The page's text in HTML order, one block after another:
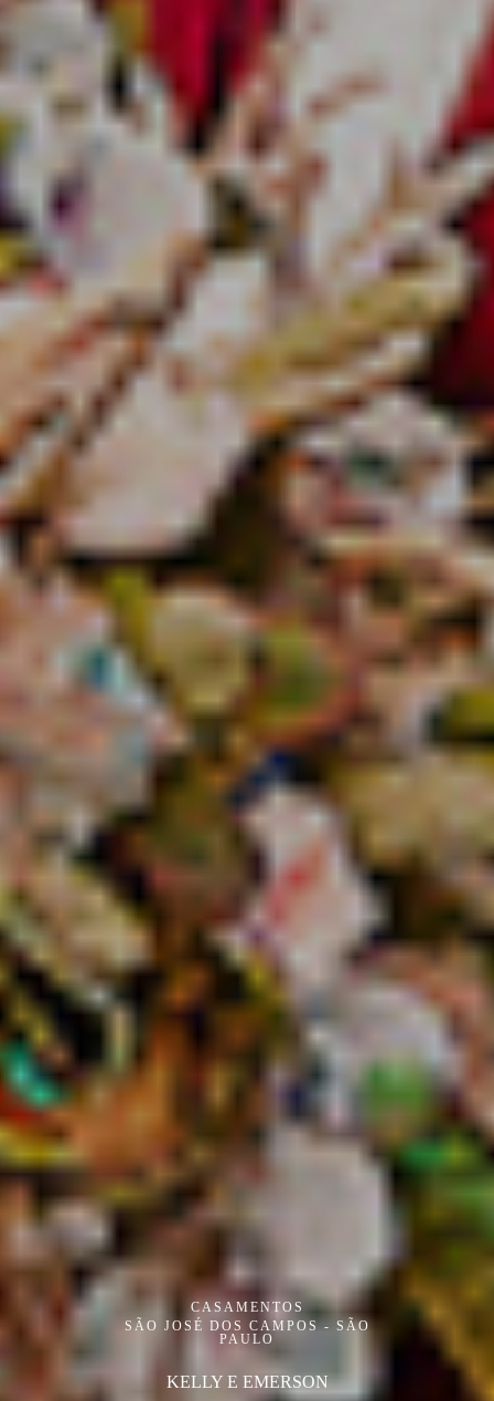
CASAMENTOS
SÃO JOSÉ DOS CAMPOS - SÃO
PAULO
KELLY E EMERSON